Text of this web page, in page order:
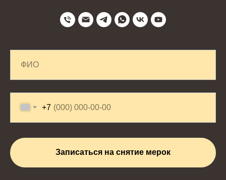
+7
Записаться на снятие мерок